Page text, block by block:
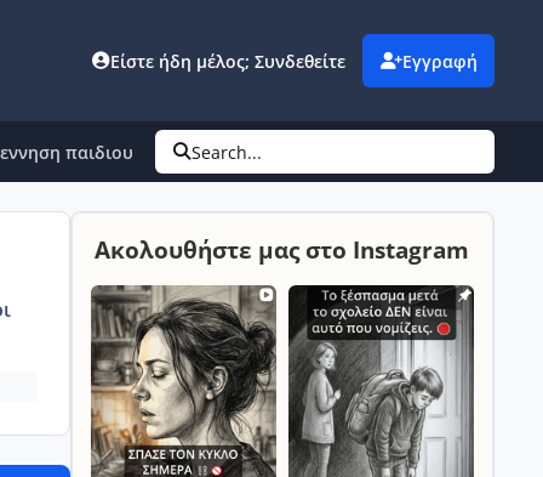
Είστε ήδη μέλος; Συνδεθείτε Εγγραφή
παιδιου Search...
Ακολουθήστε μας στο Instagram